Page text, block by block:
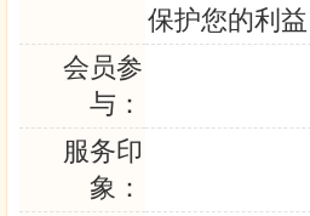
保护您的利益
会员参
与：
服务印
象：